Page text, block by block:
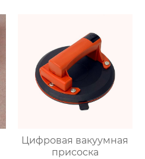
Цифровая вакуумная
присоска